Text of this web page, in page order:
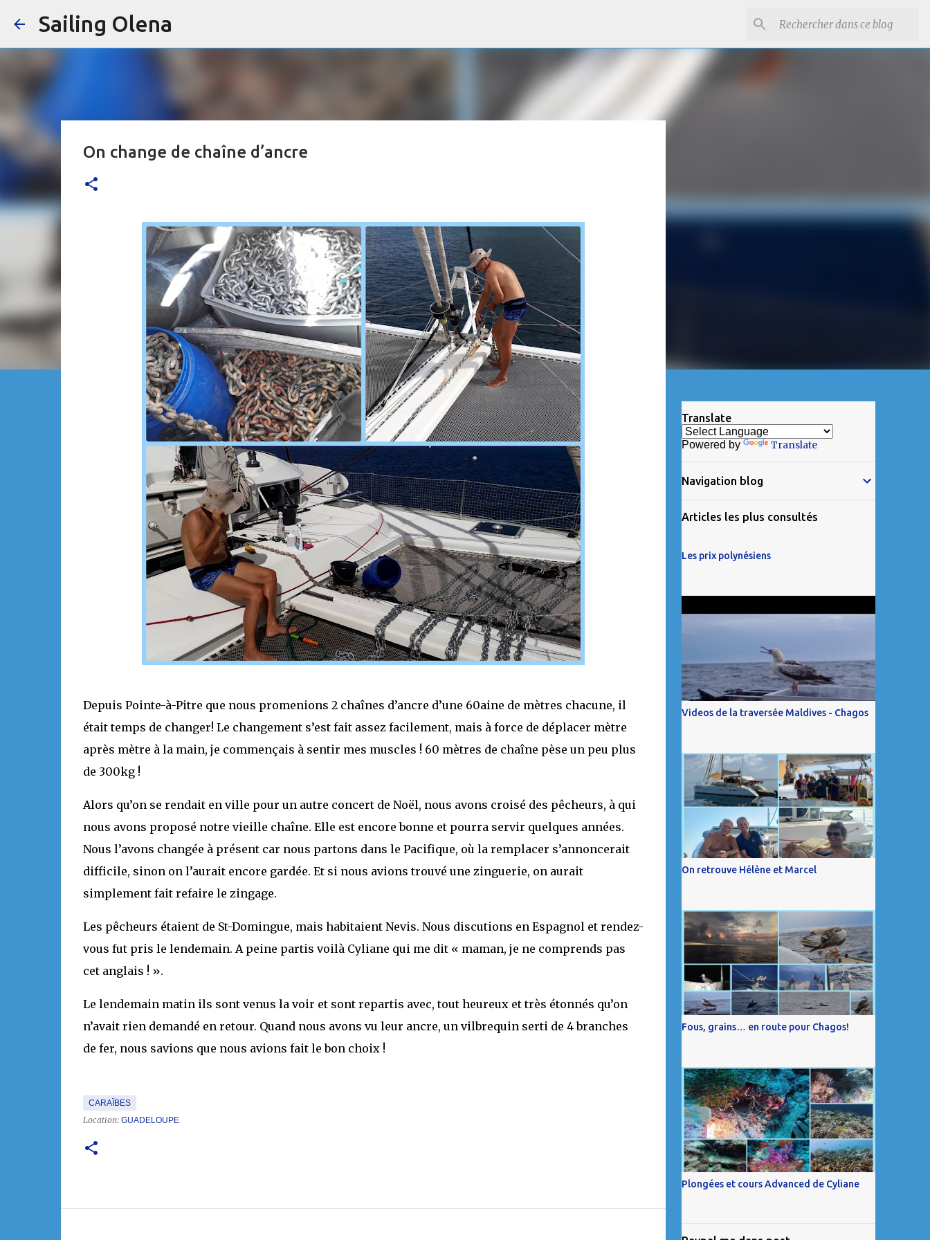
Sailing Olena
On change de chaîne d’ancre
Depuis Pointe-à-Pitre que nous promenions 2 chaînes d’ancre d’une 60aine de mètres chacune, il
était temps de changer! Le changement s’est fait assez facilement, mais à force de déplacer mètre
après mètre à la main, je commençais à sentir mes muscles ! 60 mètres de chaîne pèse un peu plus
de 300kg !
Alors qu’on se rendait en ville pour un autre concert de Noël, nous avons croisé des pêcheurs, à qui
nous avons proposé notre vieille chaîne. Elle est encore bonne et pourra servir quelques années.
Nous l’avons changée à présent car nous partons dans le Pacifique, où la remplacer s’annoncerait
difficile, sinon on l’aurait encore gardée. Et si nous avions trouvé une zinguerie, on aurait
simplement fait refaire le zingage.
Les pêcheurs étaient de St-Domingue, mais habitaient Nevis. Nous discutions en Espagnol et rendez-
vous fut pris le lendemain. A peine partis voilà Cyliane qui me dit « maman, je ne comprends pas
cet anglais ! ».
Le lendemain matin ils sont venus la voir et sont repartis avec, tout heureux et très étonnés qu’on
n’avait rien demandé en retour. Quand nous avons vu leur ancre, un vilbrequin serti de 4 branches
de fer, nous savions que nous avions fait le bon choix !
CARAÏBES
Location: GUADELOUPE
Translate
Powered by Translate
Navigation blog
Articles les plus consultés
Les prix polynésiens
Videos de la traversée Maldives - Chagos
On retrouve Hélène et Marcel
Fous, grains… en route pour Chagos!
Plongées et cours Advanced de Cyliane